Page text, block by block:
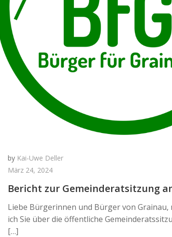
by Kai-Uwe Deller
März 24, 2024
Bericht zur Gemeinderatsitzung
Liebe Bürgerinnen und Bürger von
ich Sie über die öffentliche
[…]